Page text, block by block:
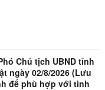
Chủ tịch UBND tỉnh
ngày 02/8/2026 (Lưu
để phù hợp với tình